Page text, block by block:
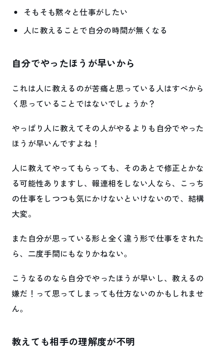
そもそも黙々と仕事がしたい
人に教えることで自分の時間が無くなる
自分でやったほうが早いから
これは人に教えるのが苦痛と思っている人はすべから
く思っていることではないでしょうか？
やっぱり人に教えてその人がやるよりも自分でやった
ほうが早いんですよね！
人に教えてやってもらっても、そのあとで修正とかな
る可能性ありますし、報連相をしない人なら、こっち
の仕事をしつつも気にかけないといけないので、結構
大変。
また自分が思っている形と全く違う形で仕事をされた
ら、二度手間にもなりかねない。
こうなるのなら自分でやったほうが早いし、教えるの
嫌だ！って思ってしまっても仕方ないのかもしれませ
ん。
教えても相手の理解度が不明